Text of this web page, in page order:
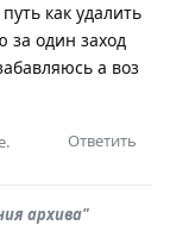
как удалить
за один заход
а воз
Ответить
архива"